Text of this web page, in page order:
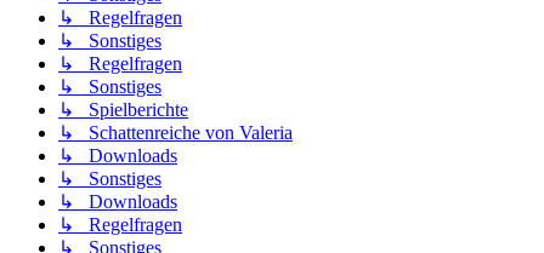
↳ Regelfragen
↳ Sonstiges
↳ Regelfragen
↳ Sonstiges
↳ Spielberichte
↳ Schattenreiche von Valeria
↳ Downloads
↳ Sonstiges
↳ Downloads
↳ Regelfragen
↳ Sonstiges